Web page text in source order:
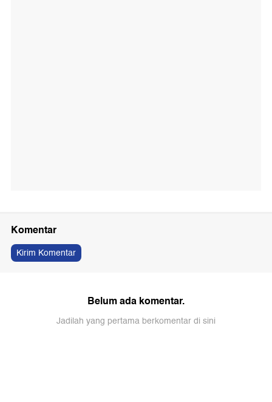
Komentar
Kirim Komentar
Belum ada komentar.
Jadilah yang pertama berkomentar di sini